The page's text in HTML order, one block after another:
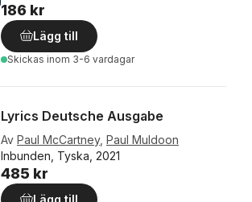
186 kr
Lägg till
Skickas inom 3-6 vardagar
Lyrics Deutsche Ausgabe
Av Paul McCartney, Paul Muldoon
Inbunden, Tyska, 2021
485 kr
Lägg till